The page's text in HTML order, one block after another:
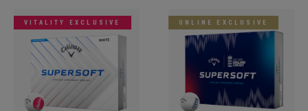
VITALITY EXCLUSIVE ONLINE EXCLUSIVE